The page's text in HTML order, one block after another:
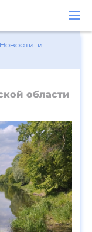
Новости и
области